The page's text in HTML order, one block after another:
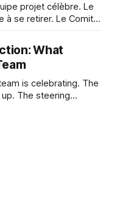
projet célèbre. Le
à se retirer. Le Comité
l'a préparée n'était
What
is celebrating. The
The steering
them for was the